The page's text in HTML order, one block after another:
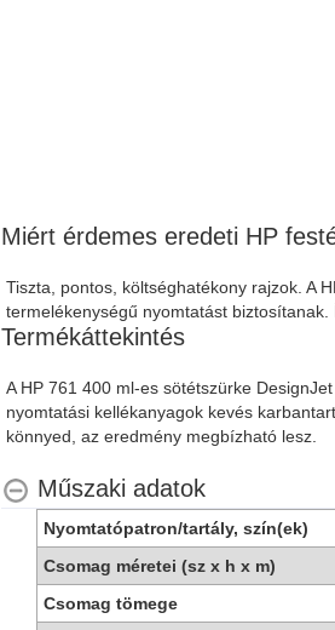
Miért érdemes eredeti HP
Tiszta, pontos, költséghatékony rajzok. A
termelékenységű nyomtatást
Termékáttekintés
A HP 761 400 ml-es sötétszürke
nyomtatási kellékanyagok kevés
könnyed, az eredmény megbízható lesz.
Műszaki adatok
Nyomtatópatron/tartály, szín(ek)
Csomag méretei (sz x h x m)
Csomag tömege